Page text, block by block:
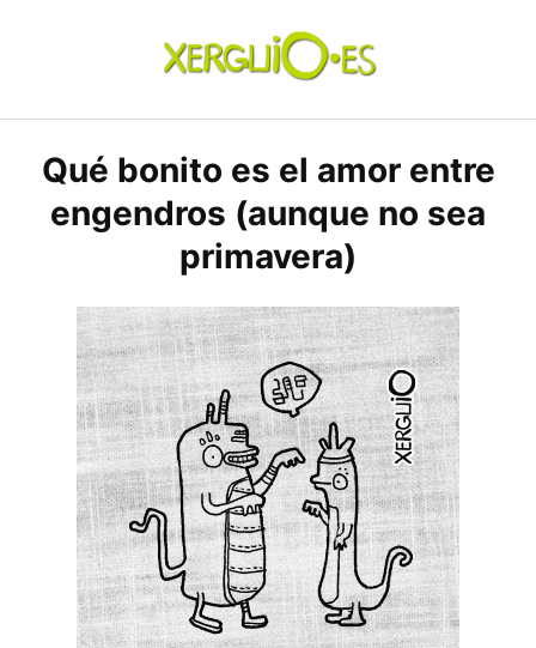
xerguio.ES | ilustración
Qué bonito es el amor entre
engendros (aunque no sea
primavera)